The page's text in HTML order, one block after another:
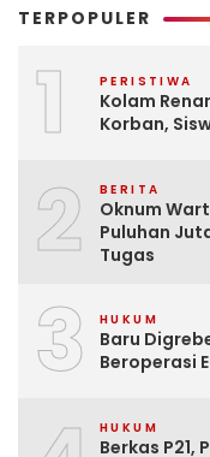
TERPOPULER
1 PERISTIWA
Kolam
Korban,
2 BERITA
Oknum
Puluhan
Tugas
3 HUKUM
Baru
Beroperasi
HUKUM
Berkas P21,